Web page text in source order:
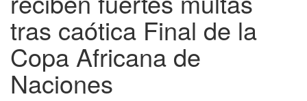
tras caótica Final de la
Copa Africana de
Naciones